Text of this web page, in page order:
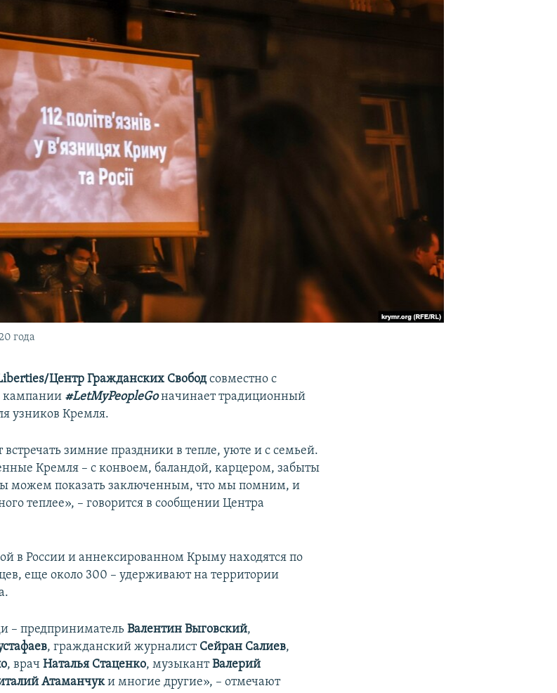
года
Центр Гражданских Свободсовместно с
кампании #LetMyPeopleGoначинает традиционный
узников Кремля.
встречать зимние праздники в тепле, уюте и с семьей.
Кремля – с конвоем, баландой, карцером, забыты
можем показать заключенным, что мы помним, и
теплее», – говорится в сообщении Центра
в России и аннексированном Крыму находятся по
еще около 300 – удерживают на территории
– предпринимательВалентин Выговский,
, гражданский журналист Сейран Салиев,
, врачНаталья Стаценко, музыкантВалерий
Атаманчуки многие другие», – отмечают